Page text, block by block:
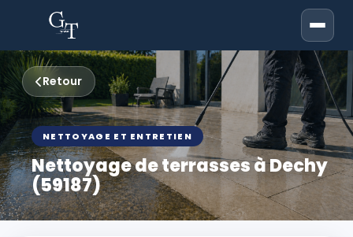
Retour
NETTOYAGE ET ENTRETIEN
Nettoyage de terrasses à Dechy
(59187)